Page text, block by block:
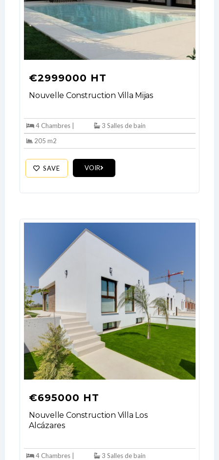
€2999000 HT
Nouvelle Construction Villa Mijas
4 Chambres |
3 Salles de bain
205 m2
SAVE VOIR
€695000 HT
Nouvelle Construction Villa Los
Alcázares
4 Chambres |
3 Salles de bain
Log In
Don't have an account? Sign Up
Username
LOGIN